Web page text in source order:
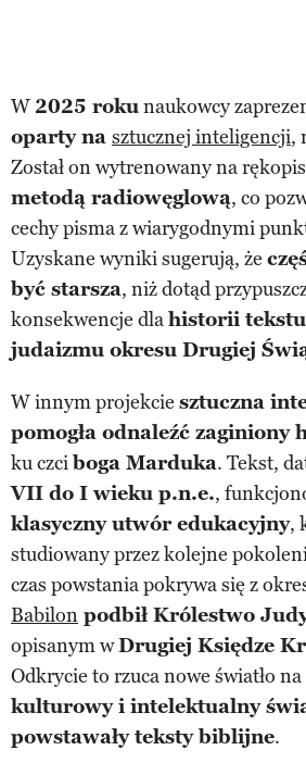
W 2025 rokunaukowcy
oparty na sztucznej inteligencji,
Został on wytrenowany na
metodą radiowęglową, co
cechy pisma z wiarygodnymi
Uzyskane wyniki sugerują, że
być starsza, niż dotąd
konsekwencje dlahistorii
judaizmu okresu Drugiej
W innym projekcie sztuczna
pomogła odnaleźć zaginiony
ku czciboga Marduka. Tekst,
VII do I wieku p.n.e.,
klasyczny utwór edukacyjny,
studiowany przez kolejne
czas powstania pokrywa się z
Babilon podbił Królestwo
opisanym wDrugiej Księdze
Odkrycie to rzuca nowe światło na
kulturowy i intelektualny
powstawały teksty biblijne.